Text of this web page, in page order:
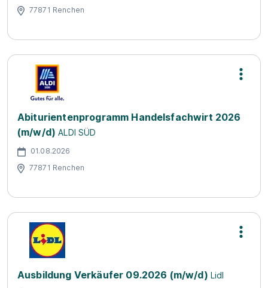
77871 Renchen
Abiturientenprogramm Handelsfachwirt 2026
(m/w/d) ALDI SÜD
01.08.2026
77871 Renchen
Ausbildung Verkäufer 09.2026 (m/w/d) Lidl